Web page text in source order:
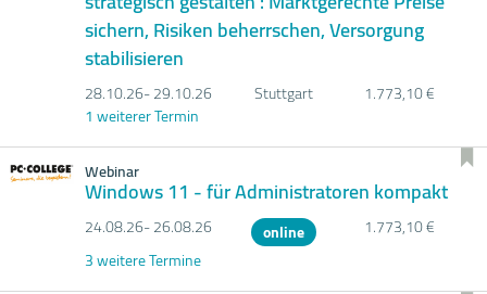
sichern, Risiken beherrschen, Versorgung
stabilisieren
28.10.26- 29.10.26 Stuttgart
1.773,10 €
1 weiterer Termin
Webinar
Windows 11 - für Administratoren kompakt
24.08.26- 26.08.26 online
1.773,10 €
3 weitere Termine